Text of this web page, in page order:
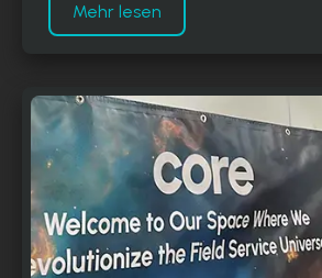
Mehr lesen